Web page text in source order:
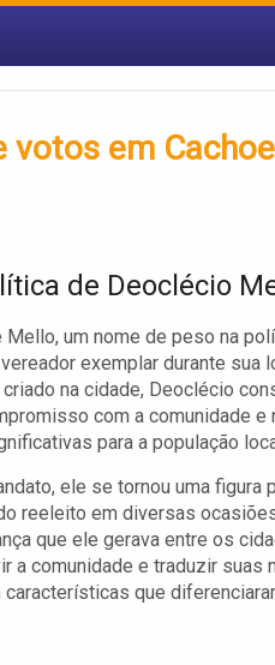
votos em
de Deoclécio
um nome de peso na
exemplar durante sua
na cidade, Deoclécio
com a comunidade e
para a população
ele se tornou uma figura
reeleito em diversas
que ele gerava entre os
a comunidade e traduzir suas
que